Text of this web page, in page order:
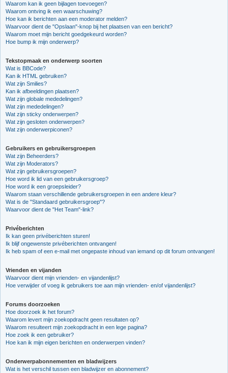
Waarom kan ik geen bijlagen toevoegen?
Waarom ontving ik een waarschuwing?
Hoe kan ik berichten aan een moderator melden?
Waarvoor dient de "Opslaan"-knop bij het plaatsen van een bericht?
Waarom moet mijn bericht goedgekeurd worden?
Hoe bump ik mijn onderwerp?
Tekstopmaak en onderwerp soorten
Wat is BBCode?
Kan ik HTML gebruiken?
Wat zijn Smilies?
Kan ik afbeeldingen plaatsen?
Wat zijn globale mededelingen?
Wat zijn mededelingen?
Wat zijn sticky onderwerpen?
Wat zijn gesloten onderwerpen?
Wat zijn onderwerpiconen?
Gebruikers en gebruikersgroepen
Wat zijn Beheerders?
Wat zijn Moderators?
Wat zijn gebruikersgroepen?
Hoe word ik lid van een gebruikersgroep?
Hoe word ik een groepsleider?
Waarom staan verschillende gebruikersgroepen in een andere kleur?
Wat is de "Standaard gebruikersgroep"?
Waarvoor dient de "Het Team"-link?
Privéberichten
Ik kan geen privéberichten sturen!
Ik blijf ongewenste privéberichten ontvangen!
Ik heb spam of een e-mail met ongepaste inhoud van iemand op dit forum ontvangen!
Vrienden en vijanden
Waarvoor dient mijn vrienden- en vijandenlijst?
Hoe verwijder of voeg ik gebruikers toe aan mijn vrienden- en/of vijandenlijst?
Forums doorzoeken
Hoe doorzoek ik het forum?
Waarom levert mijn zoekopdracht geen resultaten op?
Waarom resulteert mijn zoekopdracht in een lege pagina?
Hoe zoek ik een gebruiker?
Hoe kan ik mijn eigen berichten en onderwerpen vinden?
Onderwerpabonnementen en bladwijzers
Wat is het verschil tussen een bladwijzer en abonnement?